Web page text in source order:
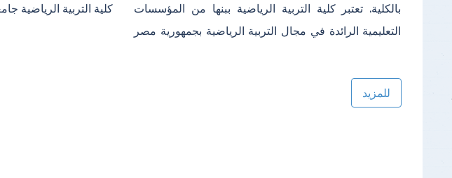
بالكلية. تعتبر كلية التربية الرياضية ببنها من المؤسسات
التعليمية الرائدة في مجال التربية الرياضية بجمهورية مصر
كلية التربية الرياضية
للمزيد